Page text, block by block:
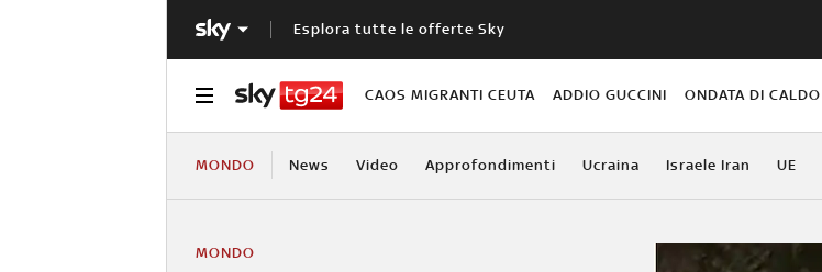
Esplora tutte le offerte Sky
CAOS MIGRANTI CEUTA ADDIO GUCCINI ONDATA DI CALDO
MONDO News Video Approfondimenti Ucraina Israele Iran UE
MONDO